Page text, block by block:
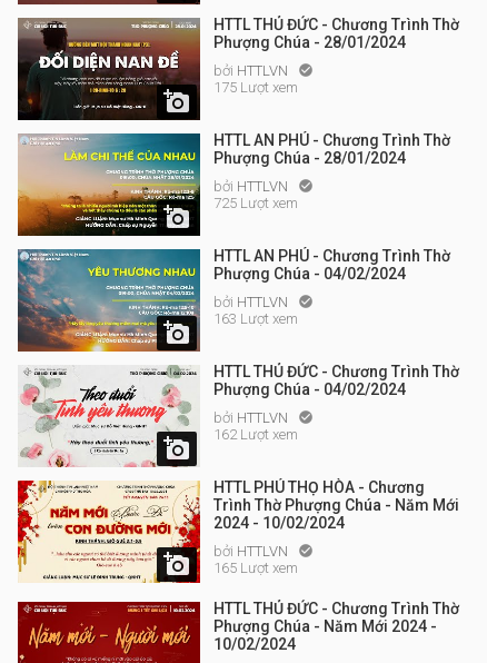

HTTL THỦ ĐỨC - Chương Trình Thờ
Phượng Chúa - 28/01/2024
bởi HTTLVN 
175 Lượt xem

HTTL AN PHÚ - Chương Trình Thờ
Phượng Chúa - 28/01/2024
bởi HTTLVN 
725 Lượt xem

HTTL AN PHÚ - Chương Trình Thờ
Phượng Chúa - 04/02/2024
bởi HTTLVN 
163 Lượt xem

HTTL THỦ ĐỨC - Chương Trình Thờ
Phượng Chúa - 04/02/2024
bởi HTTLVN 
162 Lượt xem

HTTL PHÚ THỌ HÒA - Chương
Trình Thờ Phượng Chúa - Năm Mới
2024 - 10/02/2024
bởi HTTLVN 
165 Lượt xem
HTTL THỦ ĐỨC - Chương Trình Thờ
Phượng Chúa - Năm Mới 2024 -
10/02/2024